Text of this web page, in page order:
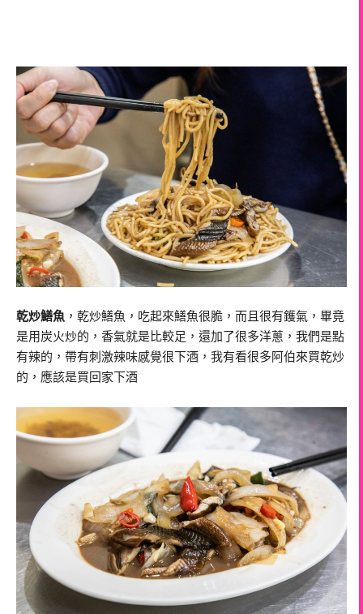
乾炒鱔魚 ，乾炒鱔魚，吃起來鱔魚很脆，而且很有鑊氣，畢竟
是用炭火炒的，香氣就是比較足，還加了很多洋蔥，我們是點
有辣的，帶有刺激辣味感覺很下酒，我有看很多阿伯來買乾炒
的，應該是買回家下酒